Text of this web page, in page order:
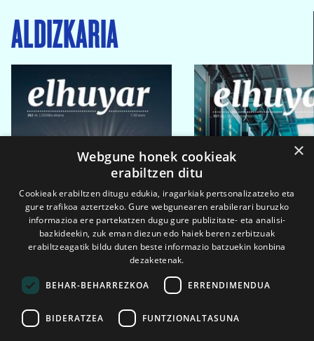
ALDIZKARIA
2026ko eka. 1a 2026ko mar. 1a
×
Webgune honek cookieak
erabiltzen ditu
Cookieak erabiltzen ditugu edukia, iragarkiak pertsonalizatzeko eta
gure trafikoa aztertzeko. Gure webgunearen erabilerari buruzko
informazioa ere partekatzen dugu gure publizitate- eta analisi-
bazkideekin, zuk eman diezun edo haiek beren zerbitzuak
erabiltzeagatik bildu duten beste informazio batzuekin konbina
dezaketenak.
BEHAR-BEHARREZKOA ERRENDIMENDUA
BIDERATZEA FUNTZIONALTASUNA